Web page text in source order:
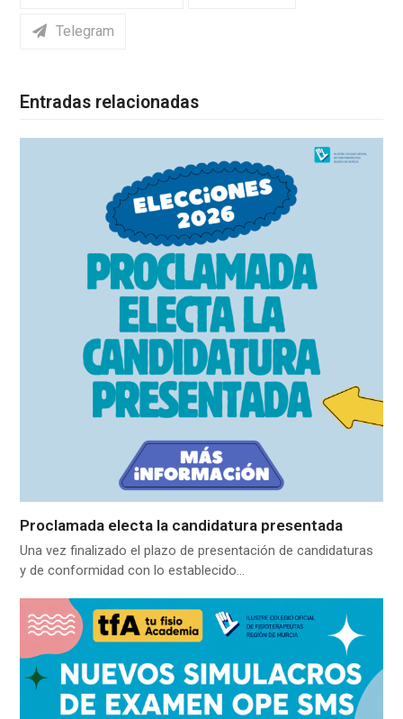
Telegram
Entradas relacionadas
Proclamada electa la candidatura presentada
Una vez finalizado el plazo de presentación de candidaturas
y de conformidad con lo establecido…